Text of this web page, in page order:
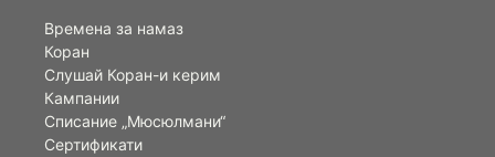
Времена за намаз
Коран
Слушай Коран-и керим
Кампании
Списание „Мюсюлмани“
Сертификати